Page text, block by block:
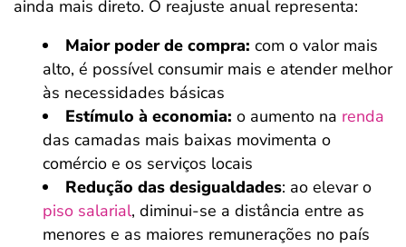
ainda mais direto. O reajuste anual representa:
Maior poder de compra: com o valor mais
alto, é possível consumir mais e atender melhor
às necessidades básicas
Estímulo à economia: o aumento na renda
das camadas mais baixas movimenta o
comércio e os serviços locais
Redução das desigualdades: ao elevar o
piso salarial, diminui-se a distância entre as
menores e as maiores remunerações no país